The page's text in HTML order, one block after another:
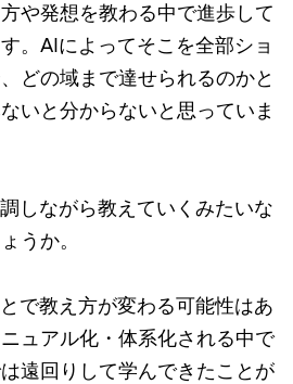
や発想を教わる中で進歩して
。AIによってそこを全部ショ
どの域まで達せられるのかと
いと分からないと思っていま
しながら教えていくみたいな
うか。
で教え方が変わる可能性はあ
ュアル化・体系化される中で
遠回りして学んできたことが